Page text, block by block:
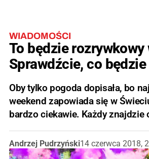
WIADOMOŚCI
To będzie rozrywkowy
Sprawdźcie, co będzie
Oby tylko pogoda dopisała, bo
weekend zapowiada się w
bardzo ciekawie. Każdy znajdzie
Andrzej Pudrzyński14 czerwca 2018,